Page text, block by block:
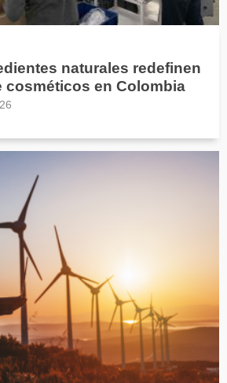
naturales redefinen
cosméticos en Colombia